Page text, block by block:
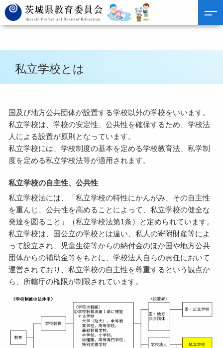
私立学校とは
国及び地方公共団体が設置する学校以外の学校をいいます。
私立学校は、学校の安定性、公共性を確保するため、学校法
人による設置が原則となっています。
私立学校には、学校制度の基本を定める学校教育法、私学制
度を定める私立学校法等が適用されます。
私立学校の自主性、公共性
私立学校法には、「私立学校の特性にかんがみ、その自主性
を重んじ、公共性を高めることによって、私立学校の健全な
発達を図ること」（私立学校法第1条）と定められています。
私立学校は、国公立の学校とは違い、私人の寄附財産等によ
って設立され、児童生徒等からの納付金のほか国や地方公共
団体からの補助金等をもとに、学校法人自らの責任において
運営されており、私立学校の自主性を尊重するという観点か
ら、所轄庁の権限が制限されています。